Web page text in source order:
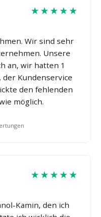
★★★★★
Wir sind sehr
Unsere
an, wir hatten 1
Kundenservice
den fehlenden
möglich.
★★★★★
Kamin, den ich